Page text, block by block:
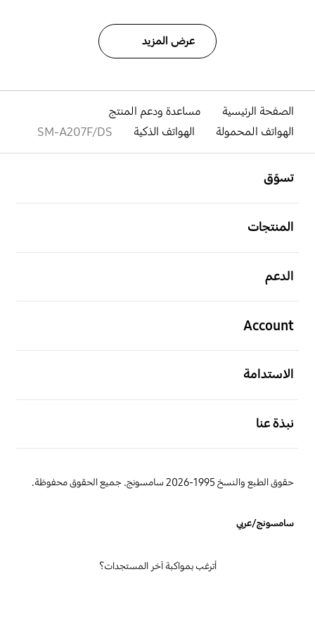
عرض المزيد
الصفحة الرئيسية
مساعدة ودعم المنتج
الهواتف المحمولة
الهواتف الذكية SM-A207F/DS
تسوّق
المنتجات
الدعم
Account
الاستدامة
نبذة عنا
حقوق الطبع والنسخ 1995-2026 سامسونج. جميع الحقوق محفوظة.
سامسونج/عربي
أترغب بمواكبة آخر المستجدات؟